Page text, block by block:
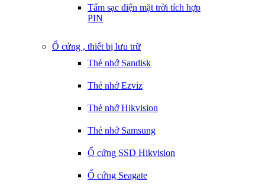
Tấm sạc điện mặt trời tích hợp
PIN
Ổ cứng , thiết bị lưu trữ
Thẻ nhớ Sandisk
Thẻ nhớ Ezviz
Thẻ nhớ Hikvision
Thẻ nhớ Samsung
Ổ cứng SSD Hikvision
Ổ cứng Seagate